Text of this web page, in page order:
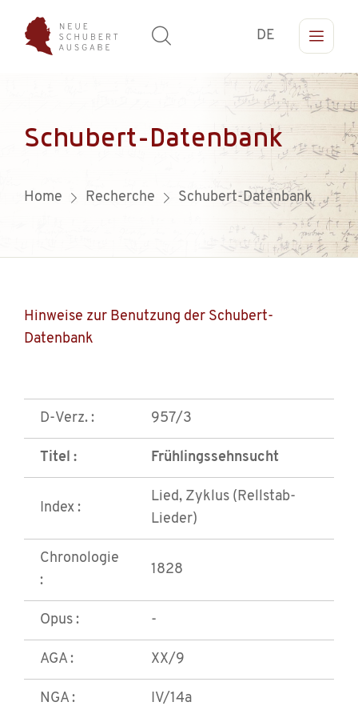
DE
Schubert-Datenbank
Home Recherche Schubert-Datenbank
Hinweise zur Benutzung der Schubert-
Datenbank
D-Verz. : 957/3
Titel : Frühlingssehnsucht
Index :
Lied, Zyklus (Rellstab-
Lieder)
Chronologie
:
1828
Opus : -
AGA : XX/9
NGA : IV/14a